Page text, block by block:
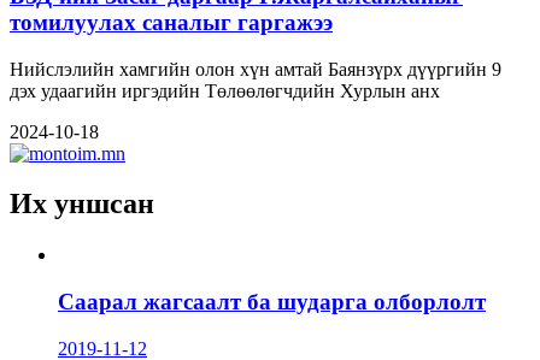
томилуулах саналыг гаргажээ
Нийслэлийн хамгийн олон хүн амтай Баянзүрх дүүргийн 9
дэх удаагийн иргэдийн Төлөөлөгчдийн Хурлын анх
2024-10-18
Их уншсан
Саарал жагсаалт ба шударга олборлолт
2019-11-12